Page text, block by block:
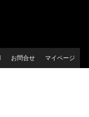
お問合せ マイページ